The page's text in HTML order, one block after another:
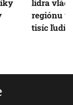
lídra
regiónu
tisíc ľudí